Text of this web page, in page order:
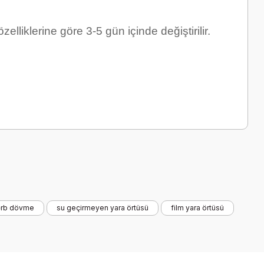
göre 3-5 gün içinde değiştirilir.
dövme su geçirmeyen yara örtüsü
film yara örtüsü